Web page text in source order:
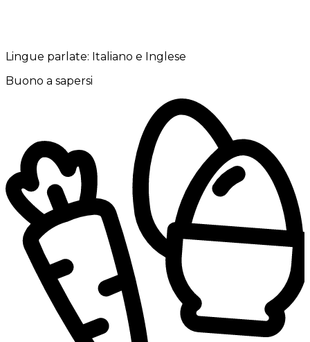
Lingue parlate: Italiano e Inglese
Buono a sapersi